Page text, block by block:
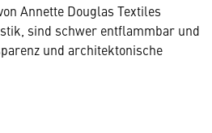
Annette Douglas Textiles
sind schwer entflammbar und
und architektonische